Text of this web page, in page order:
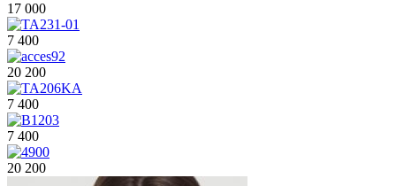
17 000
7 400
20 200
7 400
7 400
20 200